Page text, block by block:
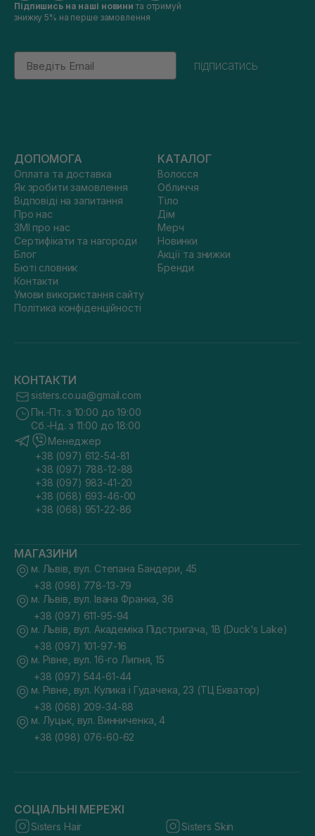
Підпишись на наші новини та отримуй
знижку 5% на перше замовлення
Email
підписатись
ДОПОМОГА
Оплата та доставка
Як зробити замовлення
Відповіді на запитання
Про нас
ЗМІ про нас
Сертифікати та нагороди
Блог
Бюті словник
Контакти
Умови використання сайту
Політика конфіденційності
КАТАЛОГ
Волосся
Обличчя
Тіло
Дім
Мерч
Новинки
Акції та знижки
Бренди
КОНТАКТИ
sisters.co.ua@gmail.com
Пн.-Пт. з 10:00 до 19:00
Сб.-Нд. з 11:00 до 18:00
Менеджер
+38 (097) 612-54-81
+38 (097) 788-12-88
+38 (097) 983-41-20
+38 (068) 693-46-00
+38 (068) 951-22-86
МАГАЗИНИ
м. Львів, вул. Степана Бандери, 45
+38 (098) 778-13-79
м. Львів, вул. Івана Франка, 36
+38 (097) 611-95-94
м. Львів, вул. Академіка Підстригача, 1В (Duck's Lake)
+38 (097) 101-97-16
м. Рівне, вул. 16-го Липня, 15
+38 (097) 544-61-44
м. Рівне, вул. Кулика і Гудачека, 23 (ТЦ Екватор)
+38 (068) 209-34-88
м. Луцьк, вул. Винниченка, 4
+38 (098) 076-60-62
СОЦІАЛЬНІ МЕРЕЖІ
Sisters Hair Sisters Skin